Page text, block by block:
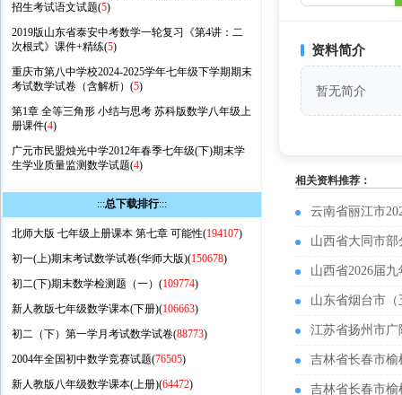
招生考试语文试题(5)
2019版山东省泰安中考数学一轮复习《第4讲：二
次根式》课件+精练(5)
重庆市第八中学校2024-2025学年七年级下学期期末
考试数学试卷（含解析）(5)
第1章 全等三角形 小结与思考 苏科版数学八年级上
册课件(4)
广元市民盟烛光中学2012年春季七年级(下)期末学
生学业质量监测数学试题(4)
:::总下载排行:::
北师大版 七年级上册课本 第七章 可能性(194107)
初一(上)期末考试数学试卷(华师大版)(150678)
初二(下)期末数学检测题（一）(109774)
新人教版七年级数学课本(下册)(106663)
初二（下）第一学月考试数学试卷(88773)
2004年全国初中数学竞赛试题(76505)
新人教版八年级数学课本(上册)(64472)
资料简介
暂无简介
相关资料推荐：
云南省丽江市
山西省大同市
山西省2026届
山东省烟台市
江苏省扬州市广
吉林省长春市榆
吉林省长春市榆